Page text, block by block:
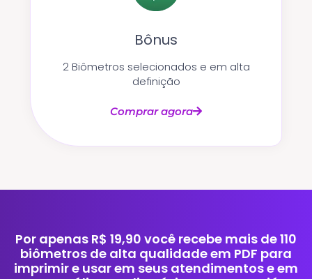
Bônus
2 Biômetros selecionados e em alta
definição
Comprar agora
Por apenas R$ 19,90 você recebe mais de 110
biômetros de alta qualidade em PDF para
imprimir e usar em seus atendimentos e em